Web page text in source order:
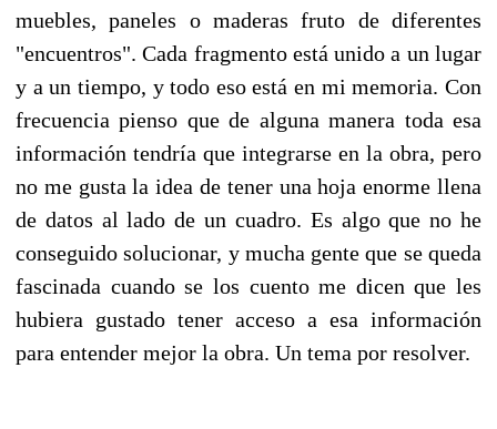
muebles, paneles o maderas fruto de diferentes
"encuentros". Cada fragmento está unido a un lugar
y a un tiempo, y todo eso está en mi memoria. Con
frecuencia pienso que de alguna manera toda esa
información tendría que integrarse en la obra, pero
no me gusta la idea de tener una hoja enorme llena
de datos al lado de un cuadro. Es algo que no he
conseguido solucionar, y mucha gente que se queda
fascinada cuando se los cuento me dicen que les
hubiera gustado tener acceso a esa información
para entender mejor la obra. Un tema por resolver.